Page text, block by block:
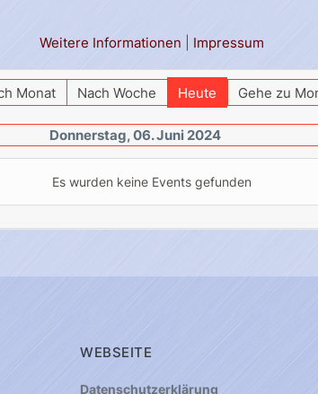
Monat Nach Woche Heute Gehe zu
Donnerstag, 06. Juni 2024
Es wurden keine Events gefunden
WEBSEITE
Datenschutzerklärung
Weitere Informationen
Impressum